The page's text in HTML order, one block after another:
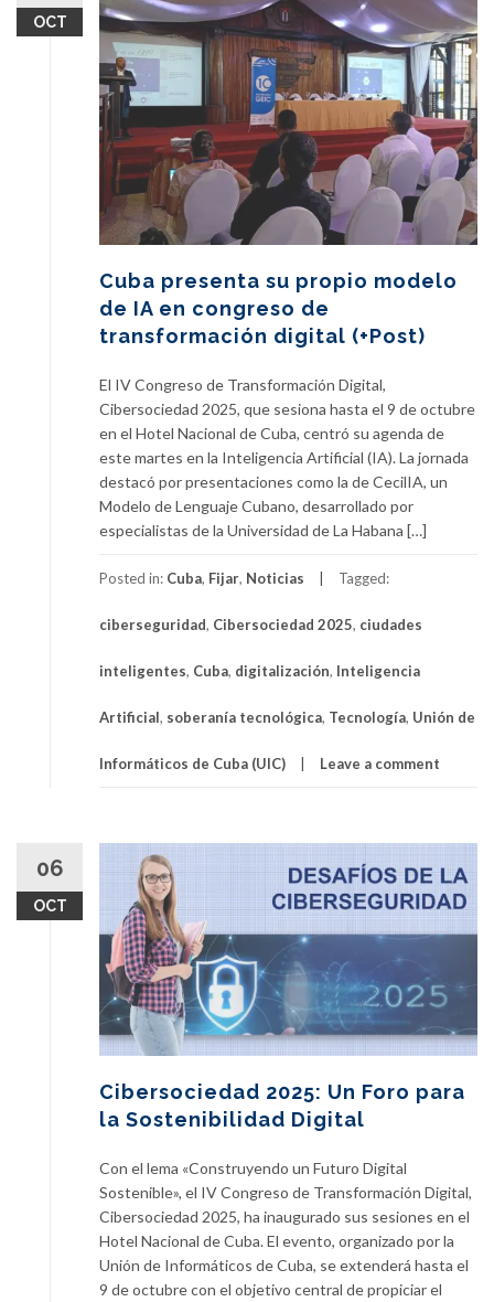
OCT
Cuba presenta su propio modelo
de IA en congreso de
transformación digital (+Post)
El IV Congreso de Transformación Digital,
Cibersociedad 2025, que sesiona hasta el 9 de octubre
en el Hotel Nacional de Cuba, centró su agenda de
este martes en la Inteligencia Artificial (IA). La jornada
destacó por presentaciones como la de CecilIA, un
Modelo de Lenguaje Cubano, desarrollado por
especialistas de la Universidad de La Habana […]
Posted in: Cuba, Fijar, Noticias Tagged:
ciberseguridad, Cibersociedad 2025, ciudades
inteligentes, Cuba, digitalización, Inteligencia
Artificial, soberanía tecnológica, Tecnología, Unión de
Informáticos de Cuba (UIC) Leave a comment
06
OCT
Cibersociedad 2025: Un Foro para
la Sostenibilidad Digital
Con el lema «Construyendo un Futuro Digital
Sostenible», el IV Congreso de Transformación Digital,
Cibersociedad 2025, ha inaugurado sus sesiones en el
Hotel Nacional de Cuba. El evento, organizado por la
Unión de Informáticos de Cuba, se extenderá hasta el
9 de octubre con el objetivo central de propiciar el